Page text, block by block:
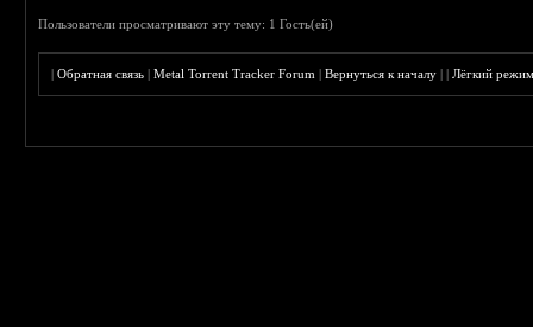
Пользователи просматривают эту тему: 1 Гость(ей)
|Обратная связь |Metal Torrent Tracker Forum |Вернуться к началу ||Лёгкий